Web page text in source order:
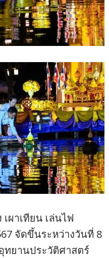
ผาเทียน เล่นไฟ
จัดขึ้นระหว่างวันที่ 8
ทยานประวัติศาสตร์